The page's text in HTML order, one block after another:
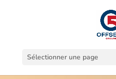
Sélectionner une page